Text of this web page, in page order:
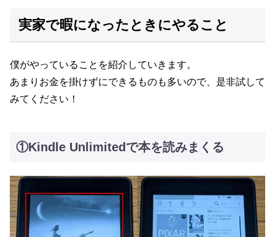
実家で暇になったときにやること
僕がやっていることを紹介していきます。
あまりお金を掛けずにできるものも多いので、是非試して
みてください！
①Kindle Unlimitedで本を読みまくる